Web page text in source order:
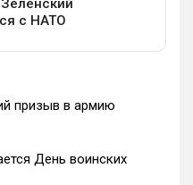
призыв в армию
День воинских